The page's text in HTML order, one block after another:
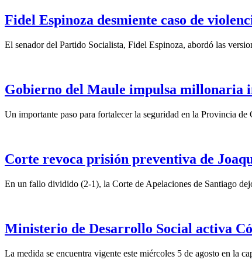
Fidel Espinoza desmiente caso de
El senador del Partido Socialista, Fidel Espinoza, abordó las
Gobierno del Maule impulsa millonaria
Un importante paso para fortalecer la seguridad en la Provincia
Corte revoca prisión preventiva de
En un fallo dividido (2-1), la Corte de Apelaciones de Santiago
Ministerio de Desarrollo Social activa
La medida se encuentra vigente este miércoles 5 de agosto en la